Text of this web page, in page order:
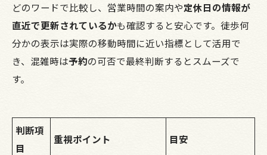
どのワードで比較し、営業時間の案内や定休日の情報が
直近で更新されているかも確認すると安心です。徒歩何
分かの表示は実際の移動時間に近い指標として活用で
き、混雑時は予約の可否で最終判断するとスムーズで
す。
判断項
目
重視ポイント 目安